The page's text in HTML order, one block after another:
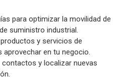
para optimizar la movilidad de
suministro industrial.
y servicios de
en tu negocio.
y localizar nuevas